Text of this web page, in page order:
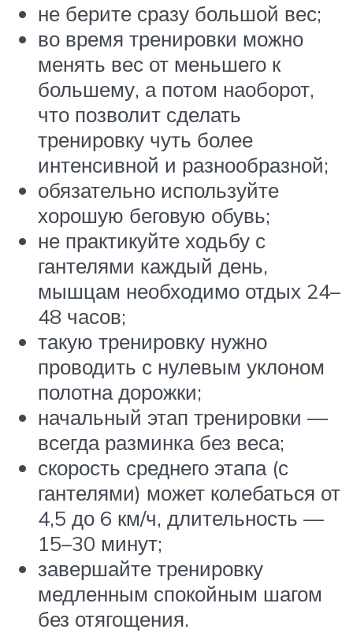
не берите сразу большой вес;
во время тренировки можно
менять вес от меньшего к
большему, а потом наоборот,
что позволит сделать
тренировку чуть более
интенсивной и разнообразной;
обязательно используйте
хорошую беговую обувь;
не практикуйте ходьбу с
гантелями каждый день,
мышцам необходимо отдых 24–
48 часов;
такую тренировку нужно
проводить с нулевым уклоном
полотна дорожки;
начальный этап тренировки —
всегда разминка без веса;
скорость среднего этапа (с
гантелями) может колебаться от
4,5 до 6 км/ч, длительность —
15–30 минут;
завершайте тренировку
медленным спокойным шагом
без отягощения.